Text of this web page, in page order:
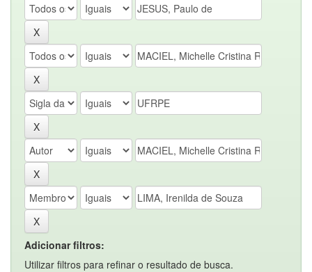
Adicionar filtros:
Utilizar filtros para refinar o resultado de busca.